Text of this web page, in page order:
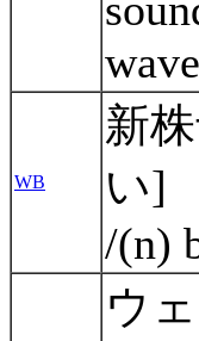
WB
新
い]
/(n)
ウ